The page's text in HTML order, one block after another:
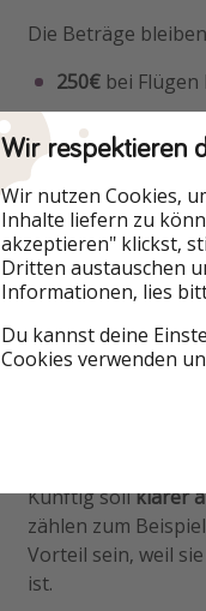
Die Beträge
250€ bei
400€
Wichtig bleibt
Mehr Klarheit
Genau bei diesen
für Reisende
Künftig sollklarer
zählen zum
Vorteil sein, weil
ist.
Wir respektieren
Wir nutzen Cookies,
Inhalte liefern zu
akzeptieren" klickst,
Dritten austauschen
Informationen, lies
Du kannst deine
Cookies verwenden